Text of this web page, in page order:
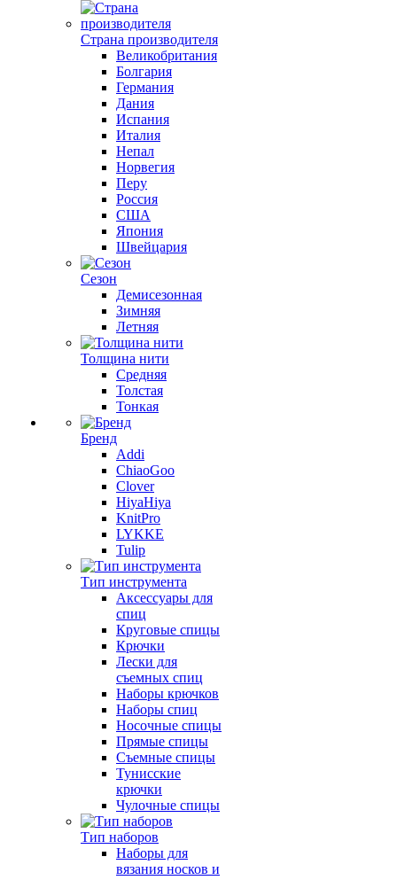
Страна производителя
Великобритания
Болгария
Германия
Дания
Испания
Италия
Непал
Норвегия
Перу
Россия
США
Япония
Швейцария
Сезон
Демисезонная
Зимняя
Летняя
Толщина нити
Средняя
Толстая
Тонкая
Бренд
Addi
ChiaoGoo
Clover
HiyaHiya
KnitPro
LYKKE
Tulip
Тип инструмента
Аксессуары для
спиц
Круговые спицы
Крючки
Лески для
съемных спиц
Наборы крючков
Наборы спиц
Носочные спицы
Прямые спицы
Съемные спицы
Тунисские
крючки
Чулочные спицы
Тип наборов
Наборы для
вязания носков и